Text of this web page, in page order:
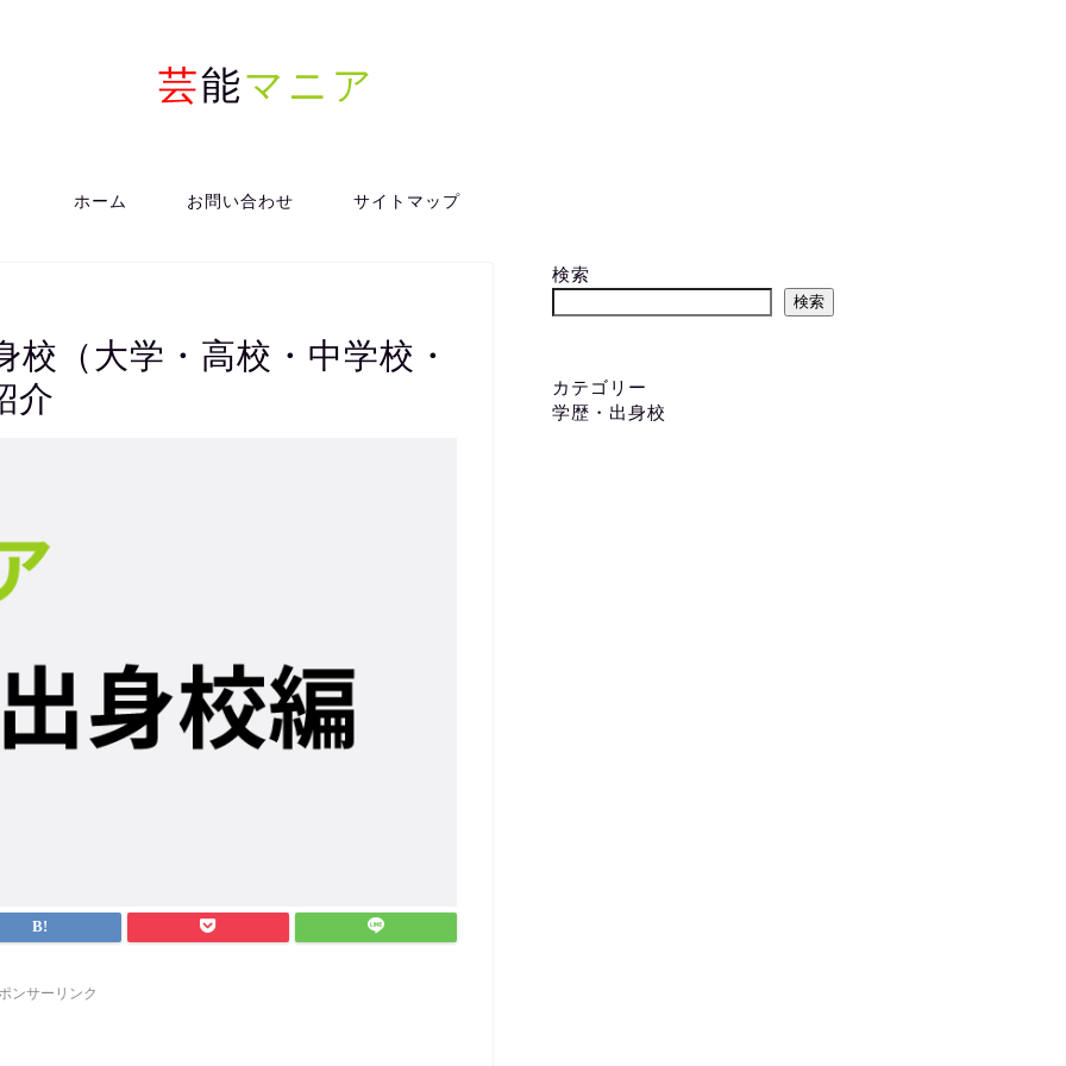
芸能マニア
ホーム お問い合わせ サイトマップ
（大学・高校・中学校・
介
ンサーリンク
検索
検索
カテゴリー
学歴・出身校